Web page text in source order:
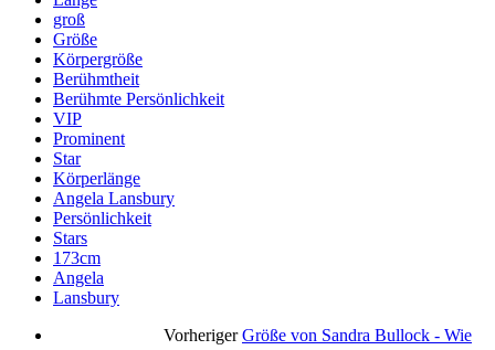
groß
Größe
Körpergröße
Berühmtheit
Berühmte Persönlichkeit
VIP
Prominent
Star
Körperlänge
Angela Lansbury
Persönlichkeit
Stars
173cm
Angela
Lansbury
Vorheriger Größe von Sandra Bullock - Wie